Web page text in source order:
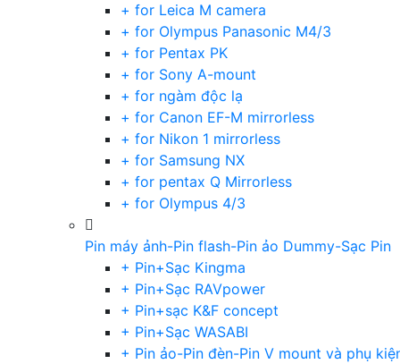
+ for Leica M camera
+ for Olympus Panasonic M4/3
+ for Pentax PK
+ for Sony A-mount
+ for ngàm độc lạ
+ for Canon EF-M mirrorless
+ for Nikon 1 mirrorless
+ for Samsung NX
+ for pentax Q Mirrorless
+ for Olympus 4/3
Pin máy ảnh-Pin flash-Pin ảo Dummy-Sạc Pin
+ Pin+Sạc Kingma
+ Pin+Sạc RAVpower
+ Pin+sạc K&F concept
+ Pin+Sạc WASABI
+ Pin ảo-Pin đèn-Pin V mount và phụ